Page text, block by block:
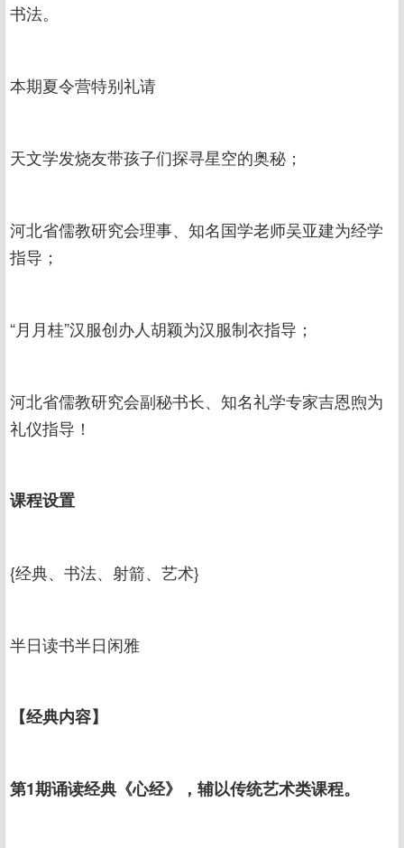
书法。
本期夏令营特别礼请
天文学发烧友带孩子们探寻星空的奥秘；
河北省儒教研究会理事、知名国学老师吴亚建为经学
指导；
“月月桂”汉服创办人胡颖为汉服制衣指导；
河北省儒教研究会副秘书长、知名礼学专家吉恩煦为
礼仪指导！
课程设置
{经典、书法、射箭、艺术}
半日读书半日闲雅
【经典内容】
第1期诵读经典《心经》，辅以传统艺术类课程。